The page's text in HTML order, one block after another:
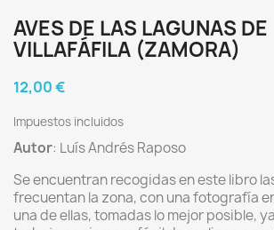
AVES DE LAS LAGUNAS DE
VILLAFÁFILA (ZAMORA)
12,00 €
Impuestos incluidos
Autor: Luís Andrés Raposo
Se encuentran recogidas en este libro
frecuentan la zona, con una fotografía
una de ellas, tomadas lo mejor posible,